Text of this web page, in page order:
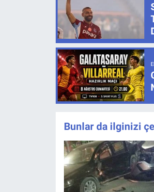
Bunlar da ilginizi